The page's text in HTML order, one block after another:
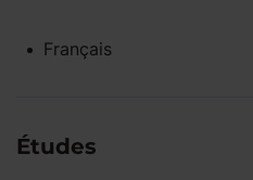
Français
Études